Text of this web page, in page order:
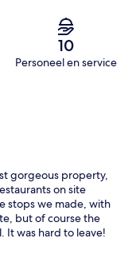
10
Personeel en service
gorgeous property,
on site
stops we made, with
but of course the
It was hard to leave!